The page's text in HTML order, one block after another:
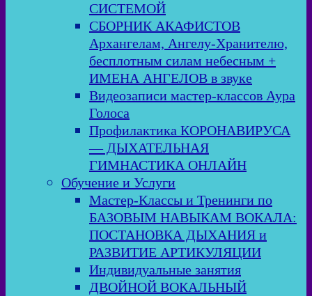
СИСТЕМОЙ
СБОРНИК АКАФИСТОВ
Архангелам, Ангелу-Хранителю,
бесплотным силам небесным +
ИМЕНА АНГЕЛОВ в звуке
Видеозаписи мастер-классов Аура
Голоса
Профилактика КОРОНАВИРУСА
— ДЫХАТЕЛЬНАЯ
ГИМНАСТИКА ОНЛАЙН
Обучение и Услуги
Мастер-Классы и Тренинги по
БАЗОВЫМ НАВЫКАМ ВОКАЛА:
ПОСТАНОВКА ДЫХАНИЯ и
РАЗВИТИЕ АРТИКУЛЯЦИИ
Индивидуальные занятия
ДВОЙНОЙ ВОКАЛЬНЫЙ